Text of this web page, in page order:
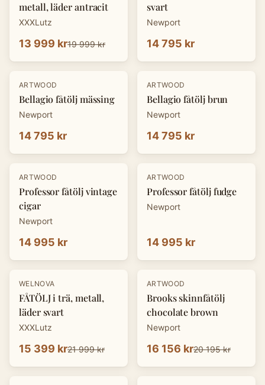
metall, läder antracit
XXXLutz
13 999 kr19 999 kr
svart
Newport
14 795 kr
ARTWOOD
Bellagio fåtölj mässing
Newport
14 795 kr
ARTWOOD
Bellagio fåtölj brun
Newport
14 795 kr
ARTWOOD
Professor fåtölj vintage
cigar
Newport
14 995 kr
ARTWOOD
Professor fåtölj fudge
Newport
14 995 kr
-30 %
WELNOVA
FÅTÖLJ i trä, metall,
läder svart
XXXLutz
15 399 kr21 999 kr
-20%
ARTWOOD
Brooks skinnfåtölj
chocolate brown
Newport
16 156 kr20 195 kr